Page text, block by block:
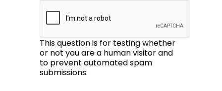
This question is for testing whether
or not you are a human visitor and
to prevent automated spam
submissions.